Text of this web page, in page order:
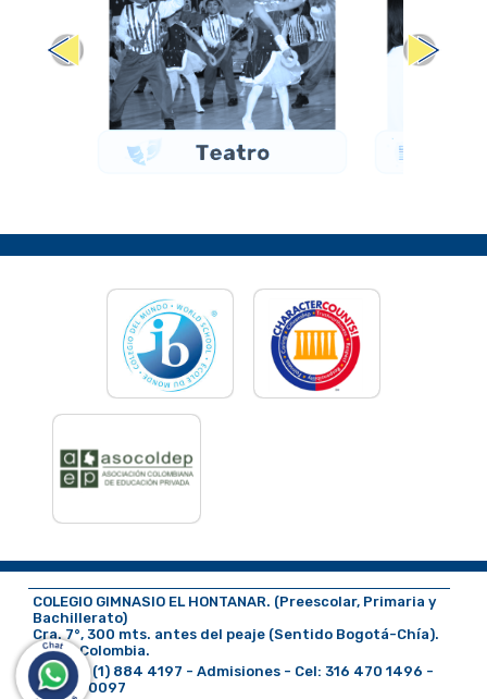
COLEGIO GIMNASIO EL HONTANAR. (Preescolar, Primaria y
Bachillerato)
Cra. 7°, 300 mts. antes del peaje (Sentido Bogotá-Chía).
Chía - Colombia.
PBX: 60 (1) 884 4197 - Admisiones - Cel: 316 470 1496 -
318 717 0097